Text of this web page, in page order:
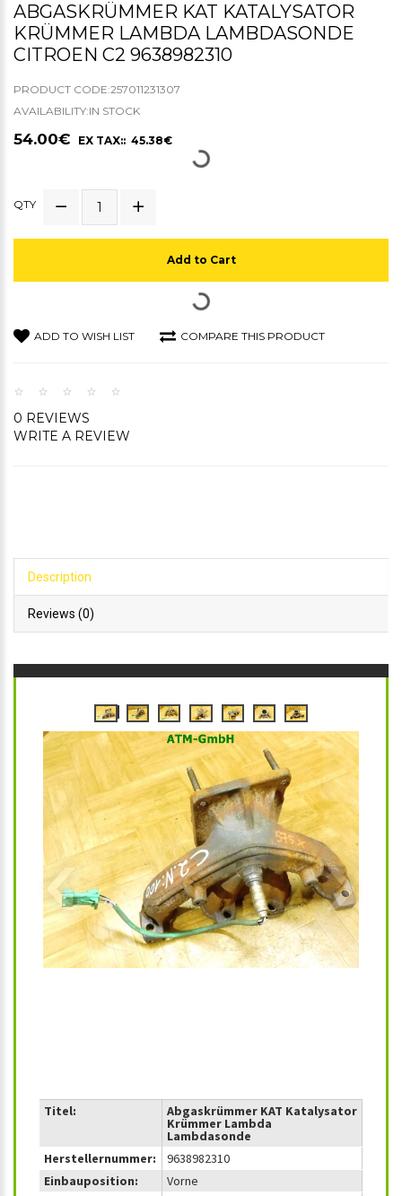
ABGASKRÜMMER KAT KATALYSATOR
KRÜMMER LAMBDA LAMBDASONDE
CITROEN C2 9638982310
PRODUCT CODE:257011231307
AVAILABILITY:IN STOCK
54.00€ EX TAX:: 45.38€
QTY
Add to Cart
ADD TO WISH LIST COMPARE THIS PRODUCT
0 REVIEWS
WRITE A REVIEW
Description
Reviews (0)
‹ ›
Titel: Abgaskrümmer KAT Katalysator
Krümmer Lambda
Lambdasonde
Herstellernummer:
9638982310
Einbauposition:
Vorne